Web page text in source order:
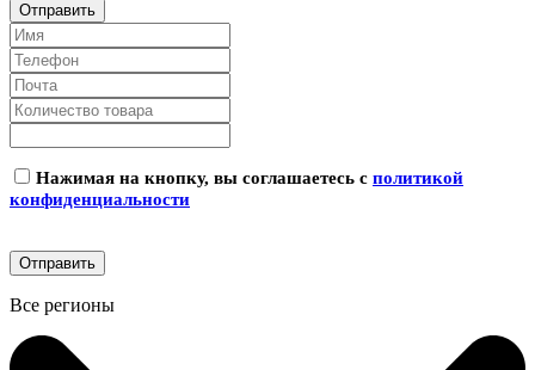
Нажимая на кнопку, вы соглашаетесь с политикой
конфиденциальности
Все регионы